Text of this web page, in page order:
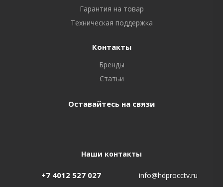
Гарантия на товар
Техническая поддержка
Контакты
Бренды
Статьи
Оставайтесь на связи
Наши контакты
+7 4012 527 027 info@hdprocctv.ru